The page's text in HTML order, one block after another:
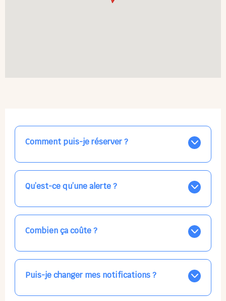
Comment puis-je réserver ?
Nos places libres au quotidien sont affichées jour par
jour dans le calendrier ci-dessus, EN BLEU. Tapez sur
celle qui vous intéresse, choisissez vos horaires, et la
confirmation est immédiate ! Vos accueils
Qu’est-ce qu’une alerte ?
Vous avez besoin d'une solution d'accueil pour une
date précise, ou pour un jour régulier dans la semaine,
mais les places disponibles EN BLEU ne correspondent
pas ? Créez une alerte ponctuelle ou récurrente, ainsi
Combien ça coûte ?
Votre accueil est normalement facturé par la direction
de la crèche, en fin de mois, selon votre taux horaire
habituel. N'hésitez pas à confirmer directement avec
l'équipe lors de la prochaine visite !
Puis-je changer mes notifications ?
Dans votre profil (bouton bleu en haut à droite), vous